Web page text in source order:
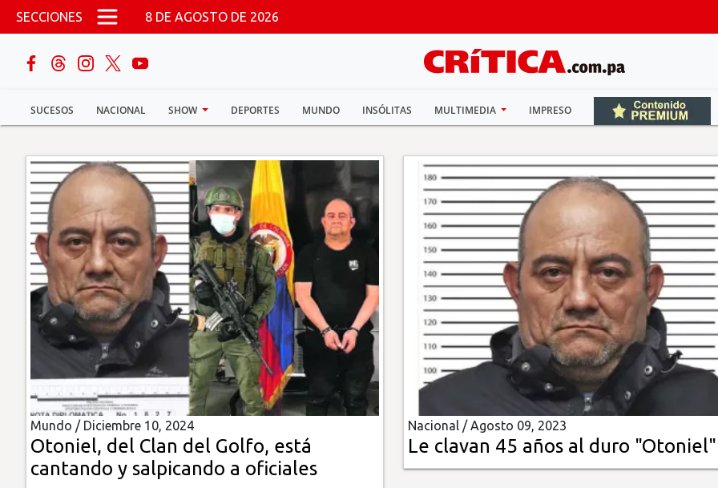
Pasar al contenido principal
SECCIONES 8 DE AGOSTO DE 2026
SUCESOS NACIONAL SHOW DEPORTES MUNDO INSÓLITAS MULTIMEDIA IMPRESO
buscar
Sucesos
Nacional
Política
Show
Deportes
Mundo
Multimedia
Impreso
Mundo / Diciembre 10, 2024
Otoniel, del Clan del Golfo, está
cantando y salpicando a oficiales
Nacional /Agosto 09, 2023
Le clavan 45 años al duro "Otoniel"